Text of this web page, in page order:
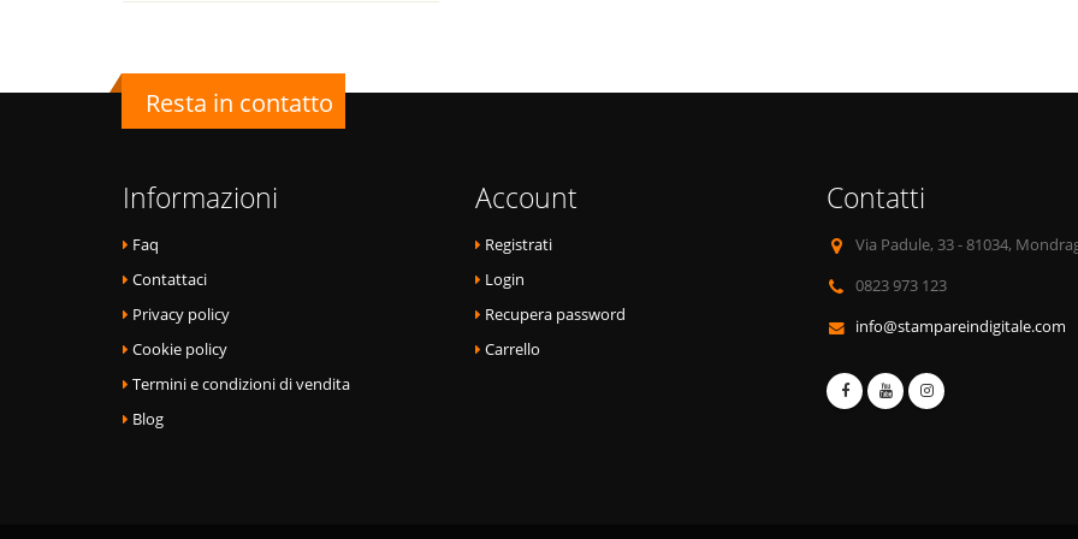
Resta in contatto
Informazioni
Faq
Contattaci
Privacy policy
Cookie policy
Termini e condizioni di vendita
Blog
Account
Registrati
Login
Recupera password
Carrello
Contatti
Via Padule, 33 - 81034,
0823 973 123
info@stampareindigitale.com